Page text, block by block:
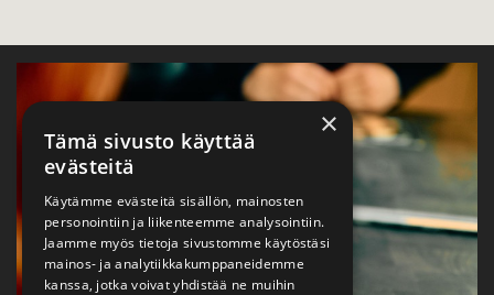
×
Tämä sivusto käyttää
evästeitä
Käytämme evästeitä sisällön, mainosten
personointiin ja liikenteemme analysointiin.
Jaamme myös tietoja sivustomme käytöstäsi
mainos- ja analytiikkakumppaneidemme
kanssa, jotka voivat yhdistää ne muihin